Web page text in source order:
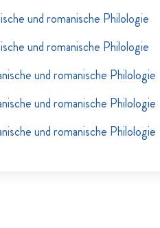
und romanische Philologie
und romanische Philologie
und romanische Philologie
und romanische Philologie
und romanische Philologie